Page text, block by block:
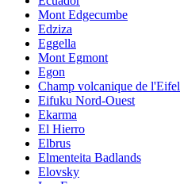
Mont Edgecumbe
Edziza
Eggella
Mont Egmont
Egon
Champ volcanique de l'Eifel
Eifuku Nord-Ouest
Ekarma
El Hierro
Elbrus
Elmenteita Badlands
Elovsky